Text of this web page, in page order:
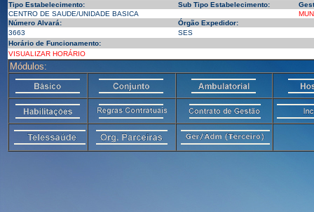
Tipo Estabelecimento:
Sub Tipo Estabelecimento:
CENTRO DE SAUDE/UNIDADE BASICA
Número Alvará:
Órgão Expedidor:
3663
SES
Horário de Funcionamento:
VISUALIZAR HORÁRIO
Módulos: